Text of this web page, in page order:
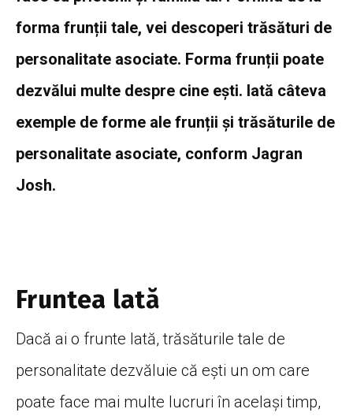
forma frunții tale, vei descoperi trăsături de
personalitate asociate. Forma frunții poate
dezvălui multe despre cine ești. Iată câteva
exemple de forme ale frunții și trăsăturile de
personalitate asociate, conform Jagran
Josh.
Fruntea lată
Dacă ai o frunte lată, trăsăturile tale de
personalitate dezvăluie că ești un om care
poate face mai multe lucruri în același timp,